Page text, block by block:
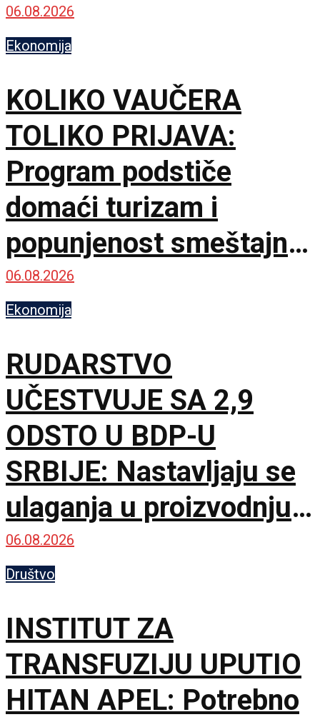
naselja
06.08.2026
Ekonomija
KOLIKO VAUČERA
TOLIKO PRIJAVA:
Program podstiče
domaći turizam i
popunjenost smeštajnih
kapaciteta
06.08.2026
Ekonomija
RUDARSTVO
UČESTVUJE SA 2,9
ODSTO U BDP-U
SRBIJE: Nastavljaju se
ulaganja u proizvodnju
uglja
06.08.2026
Društvo
INSTITUT ZA
TRANSFUZIJU UPUTIO
HITAN APEL: Potrebno